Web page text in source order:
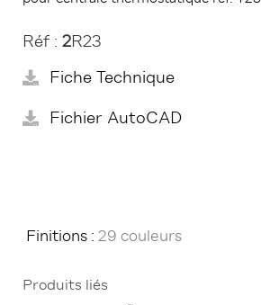
Réf : 2R23
Fiche Technique
Fichier AutoCAD
Finitions : 29 couleurs
Produits liés